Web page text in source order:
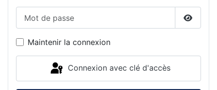
Maintenir la connexion
Connexion avec clé d'accès